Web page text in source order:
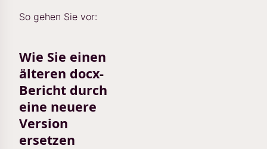
So gehen Sie vor:
Wie Sie einen
älteren docx-
Bericht durch
eine neuere
Version
ersetzen